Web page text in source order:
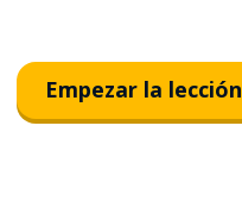
Empezar la lección